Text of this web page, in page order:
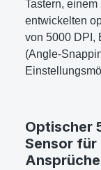
Tastern,
entwickelten
von 5000 DPI,
(Angle-
Optischer
Sensor für
Ansprüche